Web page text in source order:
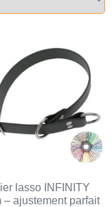
lasso INFINITY
– ajustement parfait